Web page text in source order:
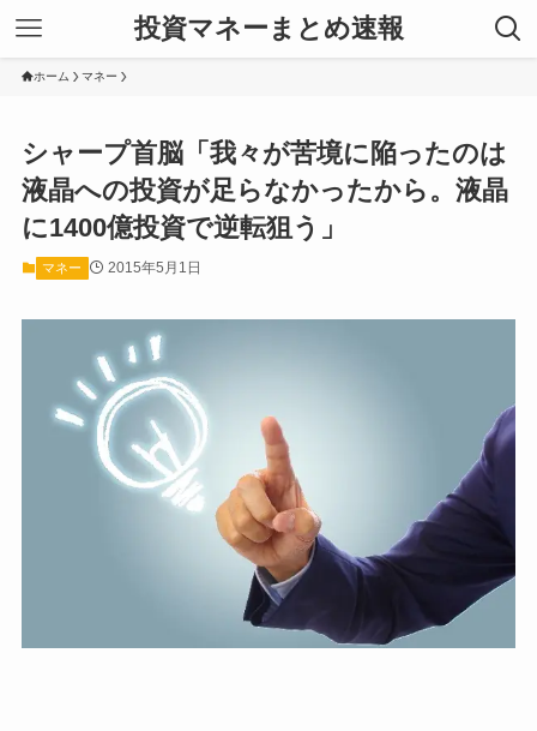
投資マネーまとめ速報
ホーム マネー
シャープ首脳「我々が苦境に陥ったのは
液晶への投資が足らなかったから。液晶
に1400億投資で逆転狙う」
マネー 2015年5月1日